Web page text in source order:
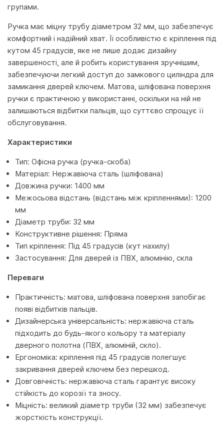
групами.
Ручка має міцну трубу діаметром 32 мм, що забезпечує
комфортний і надійний хват. Її особливістю є кріплення під
кутом 45 градусів, яке не лише додає дизайну
завершеності, але й робить користування зручнішим,
забезпечуючи легкий доступ до замкового циліндра для
замикання дверей ключем. Матова, шліфована поверхня
ручки є практичною у використанні, оскільки на ній не
залишаються відбитки пальців, що суттєво спрощує її
обслуговування.
Характеристики
Тип: Офісна ручка (ручка-скоба)
Матеріал: Нержавіюча сталь (шліфована)
Довжина ручки: 1400 мм
Межосьова відстань (відстань між кріпленнями): 1200
мм
Діаметр труби: 32 мм
Конструктивне рішення: Пряма
Тип кріплення: Під 45 градусів (кут нахилу)
Застосування: Для дверей із ПВХ, алюмінію, скла
Переваги
Практичність: матова, шліфована поверхня запобігає
появі відбитків пальців.
Дизайнерська універсальність: нержавіюча сталь
підходить до будь-якого кольору та матеріалу
дверного полотна (ПВХ, алюміній, скло).
Ергономіка: кріплення під 45 градусів полегшує
закривання дверей ключем без перешкод.
Довговічність: нержавіюча сталь гарантує високу
стійкість до корозії та зносу.
Міцність: великий діаметр труби (32 мм) забезпечує
жорсткість конструкції.